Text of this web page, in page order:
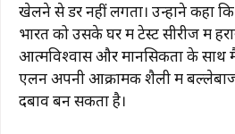
खेलने से डर नहीं लगता। उन्होंने कहा
भारत को उसके घर में टेस्ट सीरीज में
आत्मविश्वास और मानसिकता के साथ
एलन अपनी आक्रामक शैली में
दबाव बन सकता है।